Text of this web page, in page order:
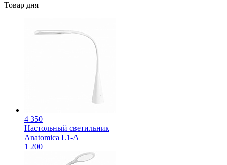
Товар дня
4 350
Настольный светильник
Anatomica L1-A
1 200